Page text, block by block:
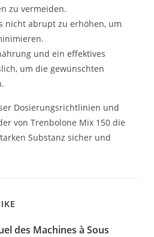
zu vermeiden.
nicht abrupt zu erhöhen, um
und ein effektives
um die gewünschten
Dosierungsrichtlinien und
von Trenbolone Mix 150 die
Substanz sicher und
des Machines à Sous